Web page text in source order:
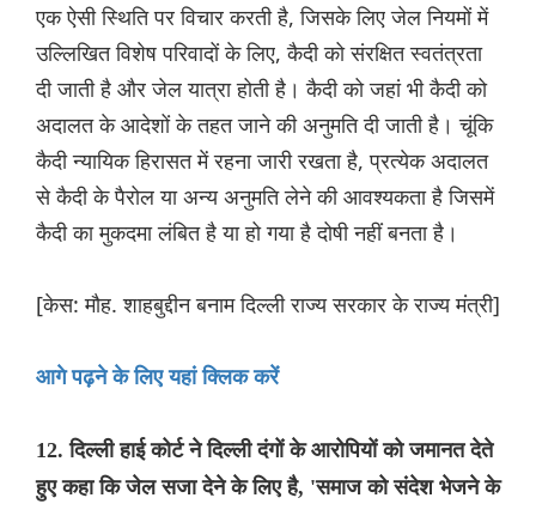
एक ऐसी स्थिति पर विचार करती है, जिसके लिए जेल नियमों में
उल्लिखित विशेष परिवादों के लिए, कैदी को संरक्षित स्वतंत्रता
दी जाती है और जेल यात्रा होती है। कैदी को जहां भी कैदी को
अदालत के आदेशों के तहत जाने की अनुमति दी जाती है। चूंकि
कैदी न्यायिक हिरासत में रहना जारी रखता है, प्रत्येक अदालत
से कैदी के पैरोल या अन्य अनुमति लेने की आवश्यकता है जिसमें
कैदी का मुकदमा लंबित है या हो गया है दोषी नहीं बनता है।
[केस: मौह. शाहबुद्दीन बनाम दिल्ली राज्य सरकार के राज्य मंत्री]
आगे पढ़ने के लिए यहां क्लिक करें
12. दिल्ली हाई कोर्ट ने दिल्ली दंगों के आरोपियों को जमानत देते
हुए कहा कि जेल सजा देने के लिए है, 'समाज को संदेश भेजने के